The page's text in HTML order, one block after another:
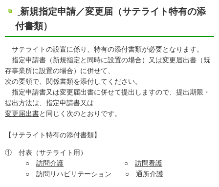
新規指定申請／変更届（サテライト特有の添
付書類）
サテライトの設置に係り、特有の添付書類が必要となります。
指定申請書（新規指定と同時に設置の場合）又は変更届出書（既
存事業所に設置の場合）に併せて、
次の要領で、関係書類を添付してください。
指定申請書又は変更届出書に併せて提出しますので、提出期限・
提出方法は、指定申請書又は
変更届出書と同じく次のとおりです。
【サテライト特有の添付書類】
① 付表（サテライト用）
○ 訪問介護 ○ 訪問看護
○ 訪問リハビリテーション ○ 通所介護